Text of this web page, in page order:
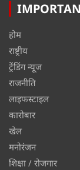
होम
राष्ट्रीय
ट्रेंडिंग न्यूज
राजनीति
लाइफस्टाइल
कारोबार
खेल
मनोरंजन
शिक्षा / रोजगार